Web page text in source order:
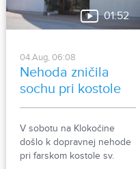
01:52
04.Aug, 06:08
Nehoda zničila
sochu pri kostole
V sobotu na Klokočine
došlo k dopravnej nehode
pri farskom kostole sv.